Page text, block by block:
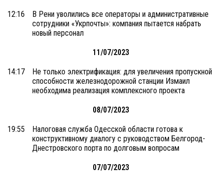
12:16
В Рени уволились все операторы и административные
сотрудники «Укрпочты»: компания пытается набрать
новый персонал
11/07/2023
14:17
Не только электрификация: для увеличения пропускной
способности железнодорожной станции Измаил
необходима реализация комплексного проекта
08/07/2023
19:55
Налоговая служба Одесской области готова к
конструктивному диалогу с руководством Белгород-
Днестровского порта по долговым вопросам
07/07/2023